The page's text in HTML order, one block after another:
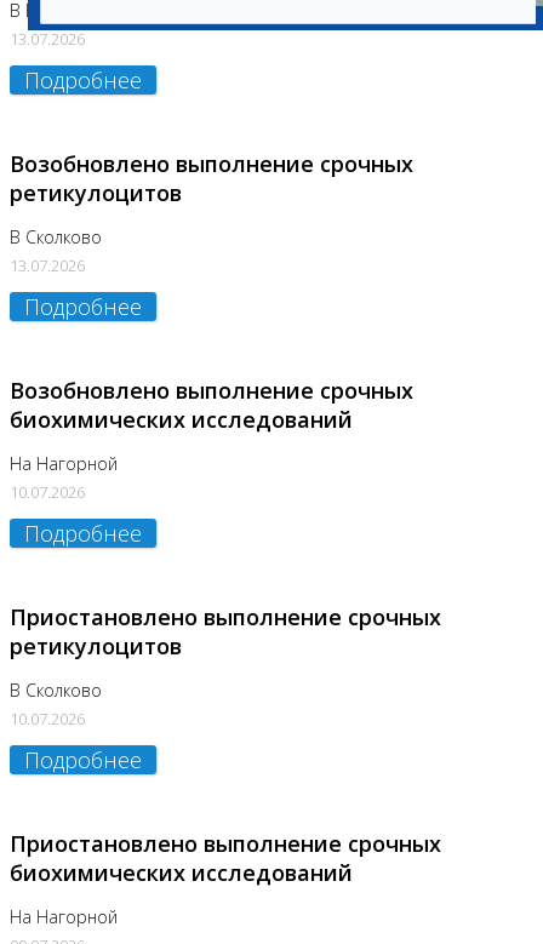
В Бутово
13.07.2026
Подробнее
Возобновлено выполнение срочных
ретикулоцитов
В Сколково
13.07.2026
Подробнее
Возобновлено выполнение срочных
биохимических исследований
На Нагорной
10.07.2026
Подробнее
Приостановлено выполнение срочных
ретикулоцитов
В Сколково
10.07.2026
Подробнее
Приостановлено выполнение срочных
биохимических исследований
На Нагорной